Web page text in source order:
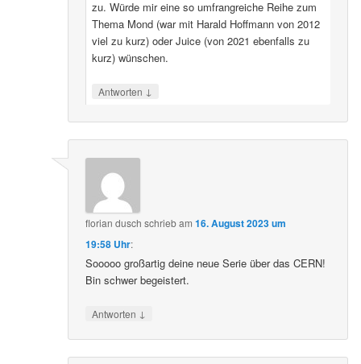
zu. Würde mir eine so umfrangreiche Reihe zum
Thema Mond (war mit Harald Hoffmann von 2012
viel zu kurz) oder Juice (von 2021 ebenfalls zu
kurz) wünschen.
Antworten ↓
florian dusch schriebam16. August 2023 um
19:58 Uhr:
Sooooo großartig deine neue Serie über das CERN!
Bin schwer begeistert.
Antworten ↓